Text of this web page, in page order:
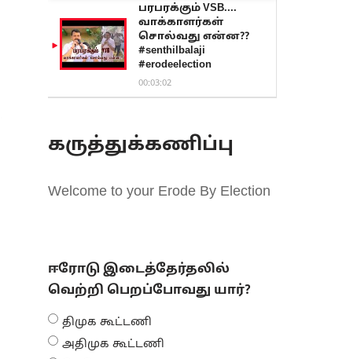
பரபரக்கும் VSB....
வாக்காளர்கள்
சொல்வது என்ன??
#senthilbalaji
#erodeelection
00:03:02
கருத்துக்கணிப்பு
Welcome to your Erode By Election
ஈரோடு இடைத்தேர்தலில்
வெற்றி பெறப்போவது யார்?
திமுக கூட்டணி
அதிமுக கூட்டணி